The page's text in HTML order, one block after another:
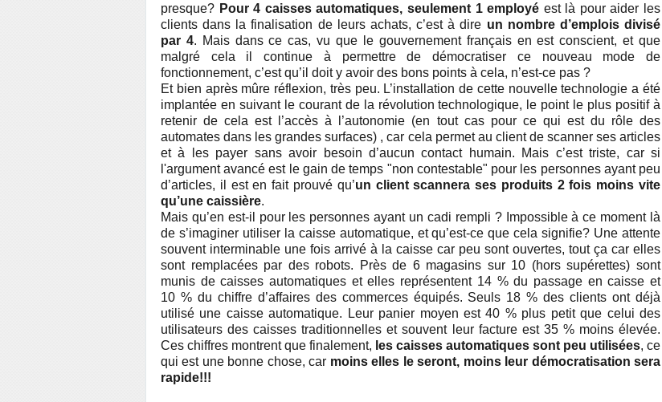
presque? Pour 4 caisses automatiques, seulement 1 employé est là pour aider les
clients dans la finalisation de leurs achats, c’est à dire un nombre d’emplois divisé
par 4. Mais dans ce cas, vu que le gouvernement français en est conscient, et que
malgré cela il continue à permettre de démocratiser ce nouveau mode de
fonctionnement, c’est qu’il doit y avoir des bons points à cel a, n’est-ce pas ?
Et bien après mûre réflexion, très peu. L’installation de cette nouvelle technologie a été
implantée en suivant le courant de la révolution technologique, le point le plus positif à
retenir de cela est l’accès à l’autonomie (en tout cas pour ce qui est du rôle des
automates dans les grandes surfaces) , car cela permet au client de scanner ses articles
et à les payer sans avoir besoin d’aucun contact humain. Mais c’est triste, car si
l'argument avancé est le gain de temps "non contestable" pour les personnes ayant peu
d’articles, il est en fait prouvé qu’un client scannera ses produits 2 fois moins vite
qu’une caissière.
Mais qu’en est-il pour les personnes ayant un cadi rempli ? Impossible à ce moment là
de s’imaginer utiliser la caisse automatique, et qu’est-ce que cela signifie? Une attente
souvent interminable une fois arrivé à la caisse car peu sont ouvertes, tout ça car elles
sont remplacées par des robots.
Près de 6 magasins sur 10 (hors supérettes) sont
munis de caisses automatiques et elles représentent 14 % du passage en caisse et
10 % du chiffre d’affaires des commerces équipés. Seuls 18 % des clients ont déjà
utilisé une caisse automatique. Leur panier moyen est 40 % plus petit que celui des
utilisateurs des caisses traditionnelleset souvent leur facture est 35 % moins élevée.
Ces chiffres montrent que finalement, les caisses automatiques sont peu utilisées, ce
qui est une bonne chose, car moins elles le seront, moins leur démocratisation sera
rapide!!!